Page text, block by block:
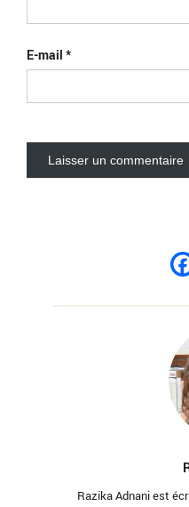
E-mail *
Razika Adnani est